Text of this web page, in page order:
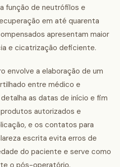
função de neutrófilos e
em até quarenta
apresentam maior
e cicatrização deficiente.
envolve a elaboração de um
entre médico e
as datas de início e fim
autorizados e
e os contatos para
escrita evita erros de
do paciente e serve como